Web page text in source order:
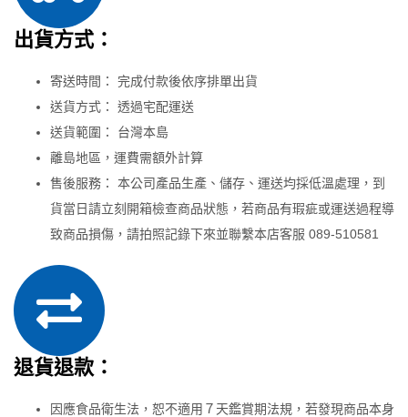
出貨方式：
寄送時間： 完成付款後依序排單出貨
送貨方式： 透過宅配運送
送貨範圍： 台灣本島
離島地區，運費需額外計算
售後服務： 本公司產品生產、儲存、運送均採低溫處理，到
貨當日請立刻開箱檢查商品狀態，若商品有瑕疵或運送過程導
致商品損傷，請拍照記錄下來並聯繫本店客服 089-510581
退貨退款：
因應食品衛生法，恕不適用７天鑑賞期法規，若發現商品本身